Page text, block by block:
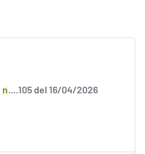
n....105 del 16/04/2026